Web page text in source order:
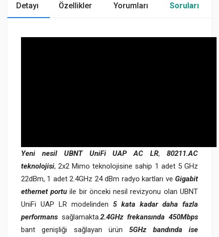
Detayı
Özellikler
Yorumları
Soruları
Yeni nesil UBNT UniFi UAP AC LR, 80211.AC
teknolojisi, 2x2 Mimo teknolojisine sahip 1 adet 5 GHz
22dBm, 1 adet 2.4GHz 24 dBm radyo kartları ve Gigabit
ethernet portu ile bir önceki nesil revizyonu olan UBNT
UniFi UAP LR modelinden 5 kata kadar daha fazla
performans sağlamakta. 2.4GHz frekansında 450Mbps
bant genişliği sağlayan ürün5GHz bandında ise